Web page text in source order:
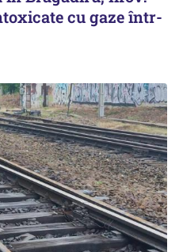
cu gaze într-